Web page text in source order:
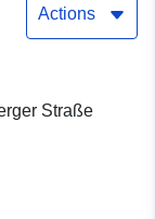
Actions
Straße